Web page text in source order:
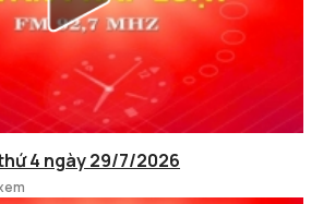
4 ngày 29/7/2026